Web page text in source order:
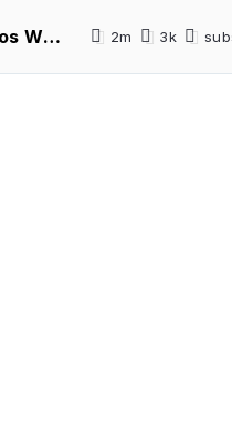
CinemaNET 1145: Zack Snyder’s Justice League, The Little Things y Chaos Walking 2m 3k